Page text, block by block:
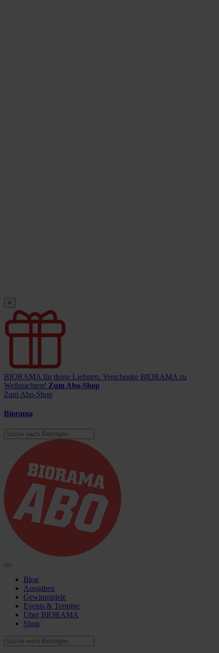
×
BIORAMA für deine Liebsten. Verschenke BIORAMA zu
Weihnachten! Zum Abo-Shop
Zum Abo-Shop
Biorama
Blog
Ausgaben
Gewinnspiele
Events & Termine
Über BIORAMA
Shop